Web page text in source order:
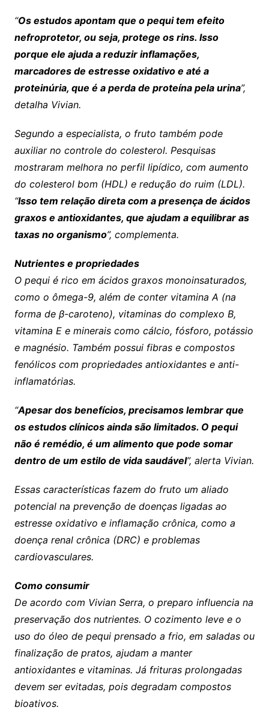
“Os estudos apontam que o pequi tem efeito
nefroprotetor, ou seja, protege os rins. Isso
porque ele ajuda a reduzir inflamações,
marcadores de estresse oxidativo e até a
proteinúria, que é a perda de proteína pela urina”,
detalha Vivian.
Segundo a especialista, o fruto também pode
auxiliar no controle do colesterol. Pesquisas
mostraram melhora no perfil lipídico, com aumento
do colesterol bom (HDL) e redução do ruim (LDL).
“Isso tem relação direta com a presença de ácidos
graxos e antioxidantes, que ajudam a equilibrar as
taxas no organismo”, complementa.
Nutrientes e propriedades
O pequi é rico em ácidos graxos monoinsaturados,
como o ômega-9, além de conter vitamina A (na
forma de β-caroteno), vitaminas do complexo B,
vitamina E e minerais como cálcio, fósforo, potássio
e magnésio. Também possui fibras e compostos
fenólicos com propriedades antioxidantes e anti-
inflamatórias.
“Apesar dos benefícios, precisamos lembrar que
os estudos clínicos ainda são limitados. O pequi
não é remédio, é um alimento que pode somar
dentro de um estilo de vida saudável”, alerta Vivian.
Essas características fazem do fruto um aliado
potencial na prevenção de doenças ligadas ao
estresse oxidativo e inflamação crônica, como a
doença renal crônica (DRC) e problemas
cardiovasculares.
Como consumir
De acordo com Vivian Serra, o preparo influencia na
preservação dos nutrientes. O cozimento leve e o
uso do óleo de pequi prensado a frio, em saladas ou
finalização de pratos, ajudam a manter
antioxidantes e vitaminas. Já frituras prolongadas
devem ser evitadas, pois degradam compostos
bioativos.